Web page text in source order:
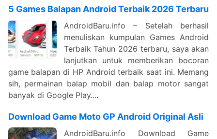
5 Games Balapan Android Terbaik 2026 Terbaru
AndroidBaru.info – Setelah berhasil
menuliskan kumpulan Games Android
Terbaik Tahun 2026 terbaru, saya akan
lanjutkan untuk memberikan bocoran
game balapan di HP Android terbaik saat ini. Memang
sih, permainan balap mobil dan balap motor sangat
banyak di Google Play....
Download Game Moto GP Android Original Asli
AndroidBaru.info Download Game